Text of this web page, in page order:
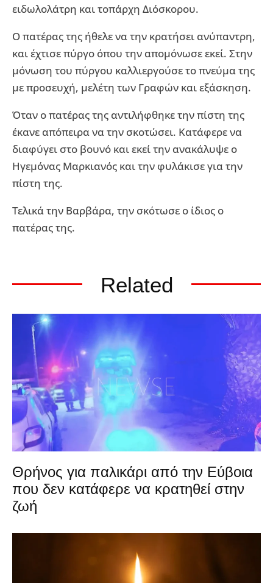
ειδωλολάτρη και τοπάρχη Διόσκορου.
Ο πατέρας της ήθελε να την κρατήσει ανύπαντρη,
και έχτισε πύργο όπου την απομόνωσε εκεί. Στην
μόνωση του πύργου καλλιεργούσε το πνεύμα της
με προσευχή, μελέτη των Γραφών και εξάσκηση.
Όταν ο πατέρας της αντιλήφθηκε την πίστη της
έκανε απόπειρα να την σκοτώσει. Κατάφερε να
διαφύγει στο βουνό και εκεί την ανακάλυψε ο
Ηγεμόνας Μαρκιανός και την φυλάκισε για την
πίστη της.
Τελικά την Βαρβάρα, την σκότωσε ο ίδιος ο
πατέρας της.
Related
Θρήνος για παλικάρι από την Εύβοια
που δεν κατάφερε να κρατηθεί στην
ζωή